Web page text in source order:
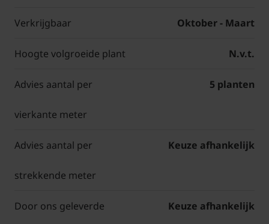
Verkrijgbaar Oktober - Maart
Hoogte volgroeide plant N.v.t.
Advies aantal per
vierkante meter
5 planten
Advies aantal per
strekkende meter
Keuze afhankelijk
Door ons geleverde Keuze afhankelijk